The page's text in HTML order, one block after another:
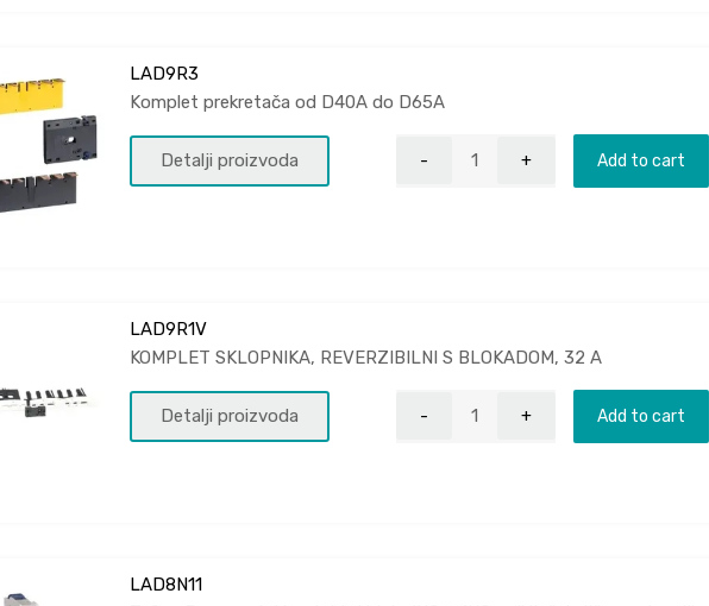
LAD9R3
Komplet prekretača od D40A do D65A
Detalji proizvoda Add to cart
LAD9R1V
KOMPLET SKLOPNIKA, REVERZIBILNI S BLOKADOM, 32 A
Detalji proizvoda Add to cart
LAD8N11